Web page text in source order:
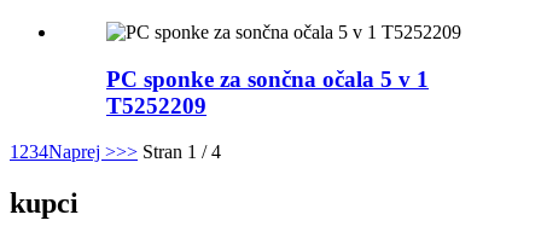
PC sponke za sončna očala 5 v 1
T5252209
1 234Naprej >>> Stran 1 / 4
kupci